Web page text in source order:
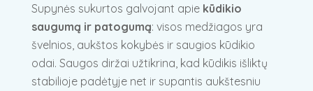
Supynės sukurtos galvojant apie kūdikio
saugumą ir patogumą: visos medžiagos yra
švelnios, aukštos kokybės ir saugios kūdikio
odai. Saugos diržai užtikrina, kad kūdikis išliktų
stabilioje padėtyje net ir supantis aukštesniu